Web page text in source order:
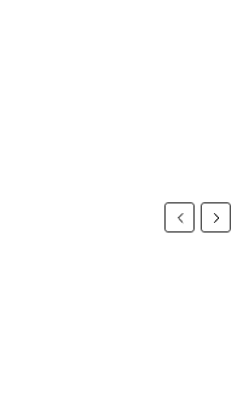
PreviousNext